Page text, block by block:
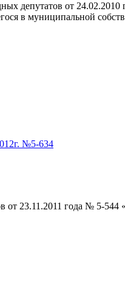
депутатов от
в муниципальной
№5-634
23.11.2011 года № 5-